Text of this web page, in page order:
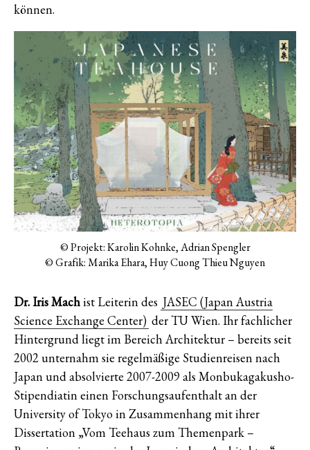
können.
© Projekt: Karolin Kohnke, Adrian Spengler
© Grafik: Marika Ehara, Huy Cuong Thieu Nguyen
Dr. Iris Machist Leiterin des JASEC (Japan Austria
Science Exchange Center) der TU Wien. Ihr fachlicher
Hintergrund liegt im Bereich Architektur – bereits seit
2002 unternahm sie regelmäßige Studienreisen nach
Japan und absolvierte 2007-2009 als Monbukagakusho-
Stipendiatin einen Forschungsaufenthalt an der
University of Tokyo in Zusammenhang mit ihrer
Dissertation „Vom Teehaus zum Themenpark –